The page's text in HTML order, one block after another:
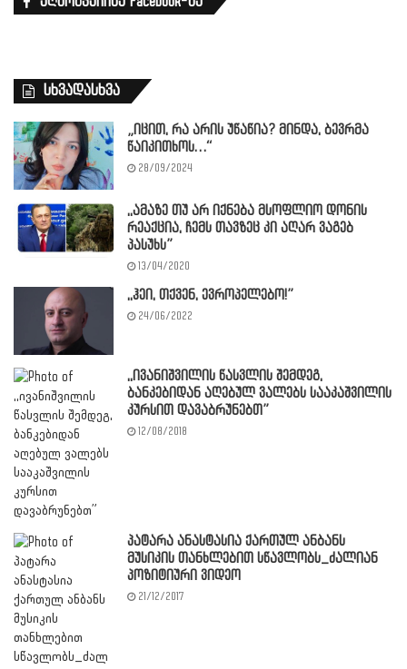
სხვადასხვა
„იცით, რა არის უწაწია? მინდა, ბევრმა
წაიკითხოს…“
28/09/2024
,,ამაზე თუ არ იქნება მსოფლიო დონის
რეაქცია, ჩემს თავზეც კი აღარ ვაგებ
პასუხს”
13/04/2020
,,ჰეი, თქვენ, ევროპელებო!”
24/06/2022
,,ივანიშვილის წასვლის შემდეგ,
ბანკებიდან აღებულ ვალებს სააკაშვილის
კურსით დავაბრუნებთ”
12/08/2018
პატარა ანასტასია ქართულ ანბანს
მუსიკის თანხლებით სწავლობს_ძალიან
პოზიტიური ვიდეო
21/12/2017